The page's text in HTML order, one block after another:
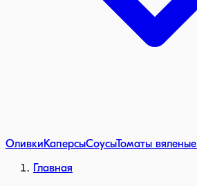
ОливкиКаперсыСоусыТоматы вяленые
Главная